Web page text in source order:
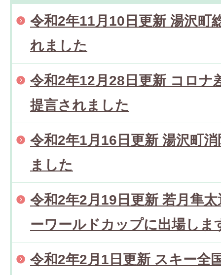
令和2年11月10日更新 湯沢町
れました
令和2年12月28日更新 コロナ
提言されました
令和2年1月16日更新 湯沢町
ました
令和2年2月19日更新 若月隼
ーワールドカップに出場しま
令和2年2月1日更新 スキー全